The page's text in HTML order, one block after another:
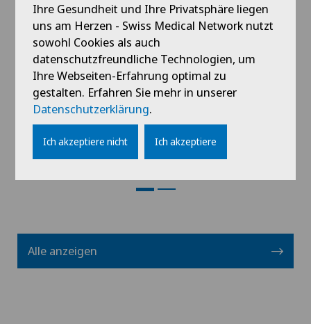
Clinique Générale Ste-Anne
Dr. med. Laurent Smeets
Spezialisierung
Plastische Chirurgie
Profil ansehen
Alle anzeigen
Ihre Gesundheit und Ihre Privatsphäre liegen
uns am Herzen - Swiss Medical Network nutzt
sowohl Cookies als auch
datenschutzfreundliche Technologien, um
Ihre Webseiten-Erfahrung optimal zu
gestalten. Erfahren Sie mehr in unserer
Datenschutzerklärung.
Ich akzeptiere nicht Ich akzeptiere